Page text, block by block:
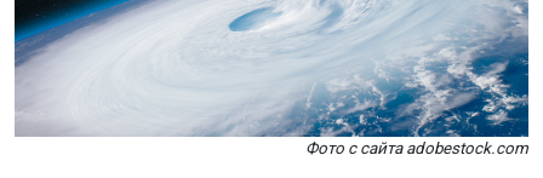
Фото с сайта adobestock.com